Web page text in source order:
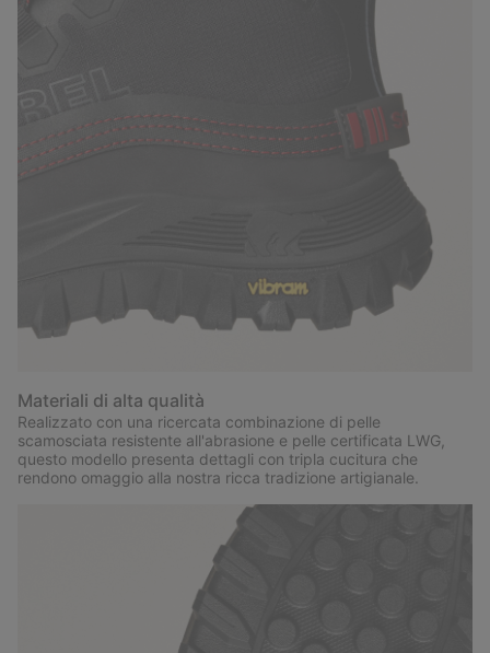
Materiali di alta qualità
Realizzato con una ricercata combinazione di pelle
scamosciata resistente all'abrasione e pelle certificata LWG,
questo modello presenta dettagli con tripla cucitura che
rendono omaggio alla nostra ricca tradizione artigianale.